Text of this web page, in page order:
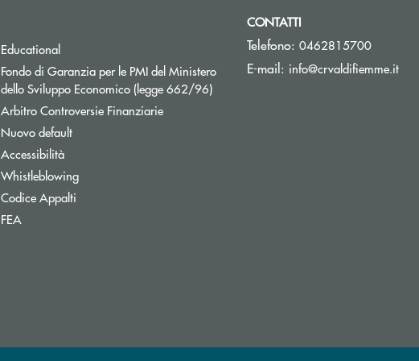
Educational
Fondo di Garanzia per le PMI del Ministero
dello Sviluppo Economico (legge 662/96)Apre una nuova finestra
Arbitro Controversie FinanziarieApre una nuova finestra
Nuovo default
Accessibilità
Whistleblowing
Codice Appalti
FEA
CONTATTI
Telefono: 0462815700
E-mail: info@crvaldifiemme.it(si